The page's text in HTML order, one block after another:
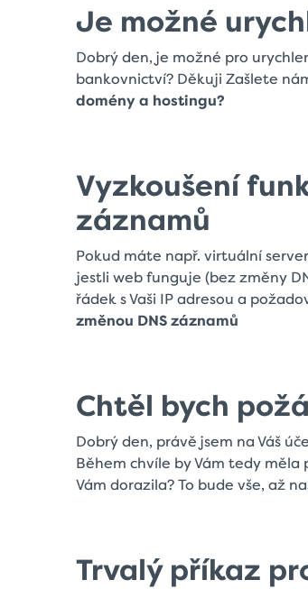
Je možné
Dobrý den, je možné pro
bankovnictví? Děkuji Zašlete
domény a hostingu?
Vyzkoušení
záznamů
Pokud máte např. virtuální
jestli web funguje (bez změny
řádek s Vaši IP adresou a
změnou DNS záznamů
Chtěl bych
Dobrý den, právě jsem na Váš
Během chvíle by Vám tedy
Vám dorazila? To bude vše, až
Trvalý příkaz